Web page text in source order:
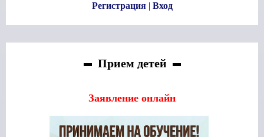
Регистрация| Вход
Прием детей
Заявление онлайн